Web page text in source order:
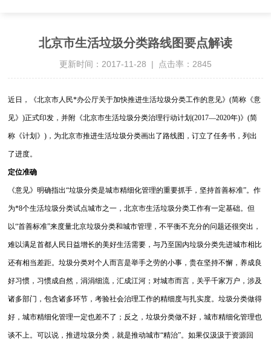
北京市生活垃圾分类路线图要点解读
更新时间：2017-11-28 | 点击率：2845
近日，《北京市人民*办公厅关于加快推进生活垃圾分类工作的意见》(简称《意
见》)正式印发，并附《北京市生活垃圾分类治理行动计划(2017—2020年)》(简
称《计划》)，为北京市推进生活垃圾分类画出了路线图，订立了任务书，列出
了进度。
定位准确
《意见》明确指出“垃圾分类是城市精细化管理的重要抓手，坚持首善标准”。作
为*8个生活垃圾分类试点城市之一，北京市生活垃圾分类工作有一定基础。但
以“首善标准”来度量北京垃圾分类和城市管理，不平衡不充分的问题还很突出，
难以满足首都人民日益增长的美好生活需要，与乃至国内垃圾分类先进城市相比
还有相当差距。垃圾分类对个人而言是举手之劳的小事，贵在坚持不懈，养成良
好习惯，习惯成自然，涓涓细流，汇成江河；对城市而言，关乎千家万户，涉及
诸多部门，包含诸多环节，考验社会治理工作的精细度与扎实度。垃圾分类做得
好，城市精细化管理一定也差不了；反之，垃圾分类做不好，城市精细化管理也
谈不上。可以说，推进垃圾分类，就是推动城市“精治”。如果仅汲汲于资源回